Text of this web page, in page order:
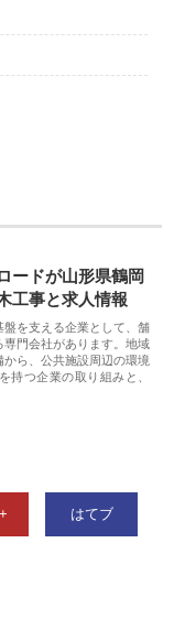
ードが山形県鶴岡
工事と求人情報
を支える企業として、舗
門会社があります。地域
ら、公共施設周辺の環境
持つ企業の取り組みと、
はてブ